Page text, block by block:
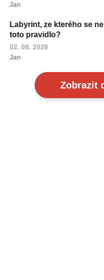
Jan
Labyrint, ze kterého se
toto pravidlo?
02. 08. 2026
Jan
Zobrazit